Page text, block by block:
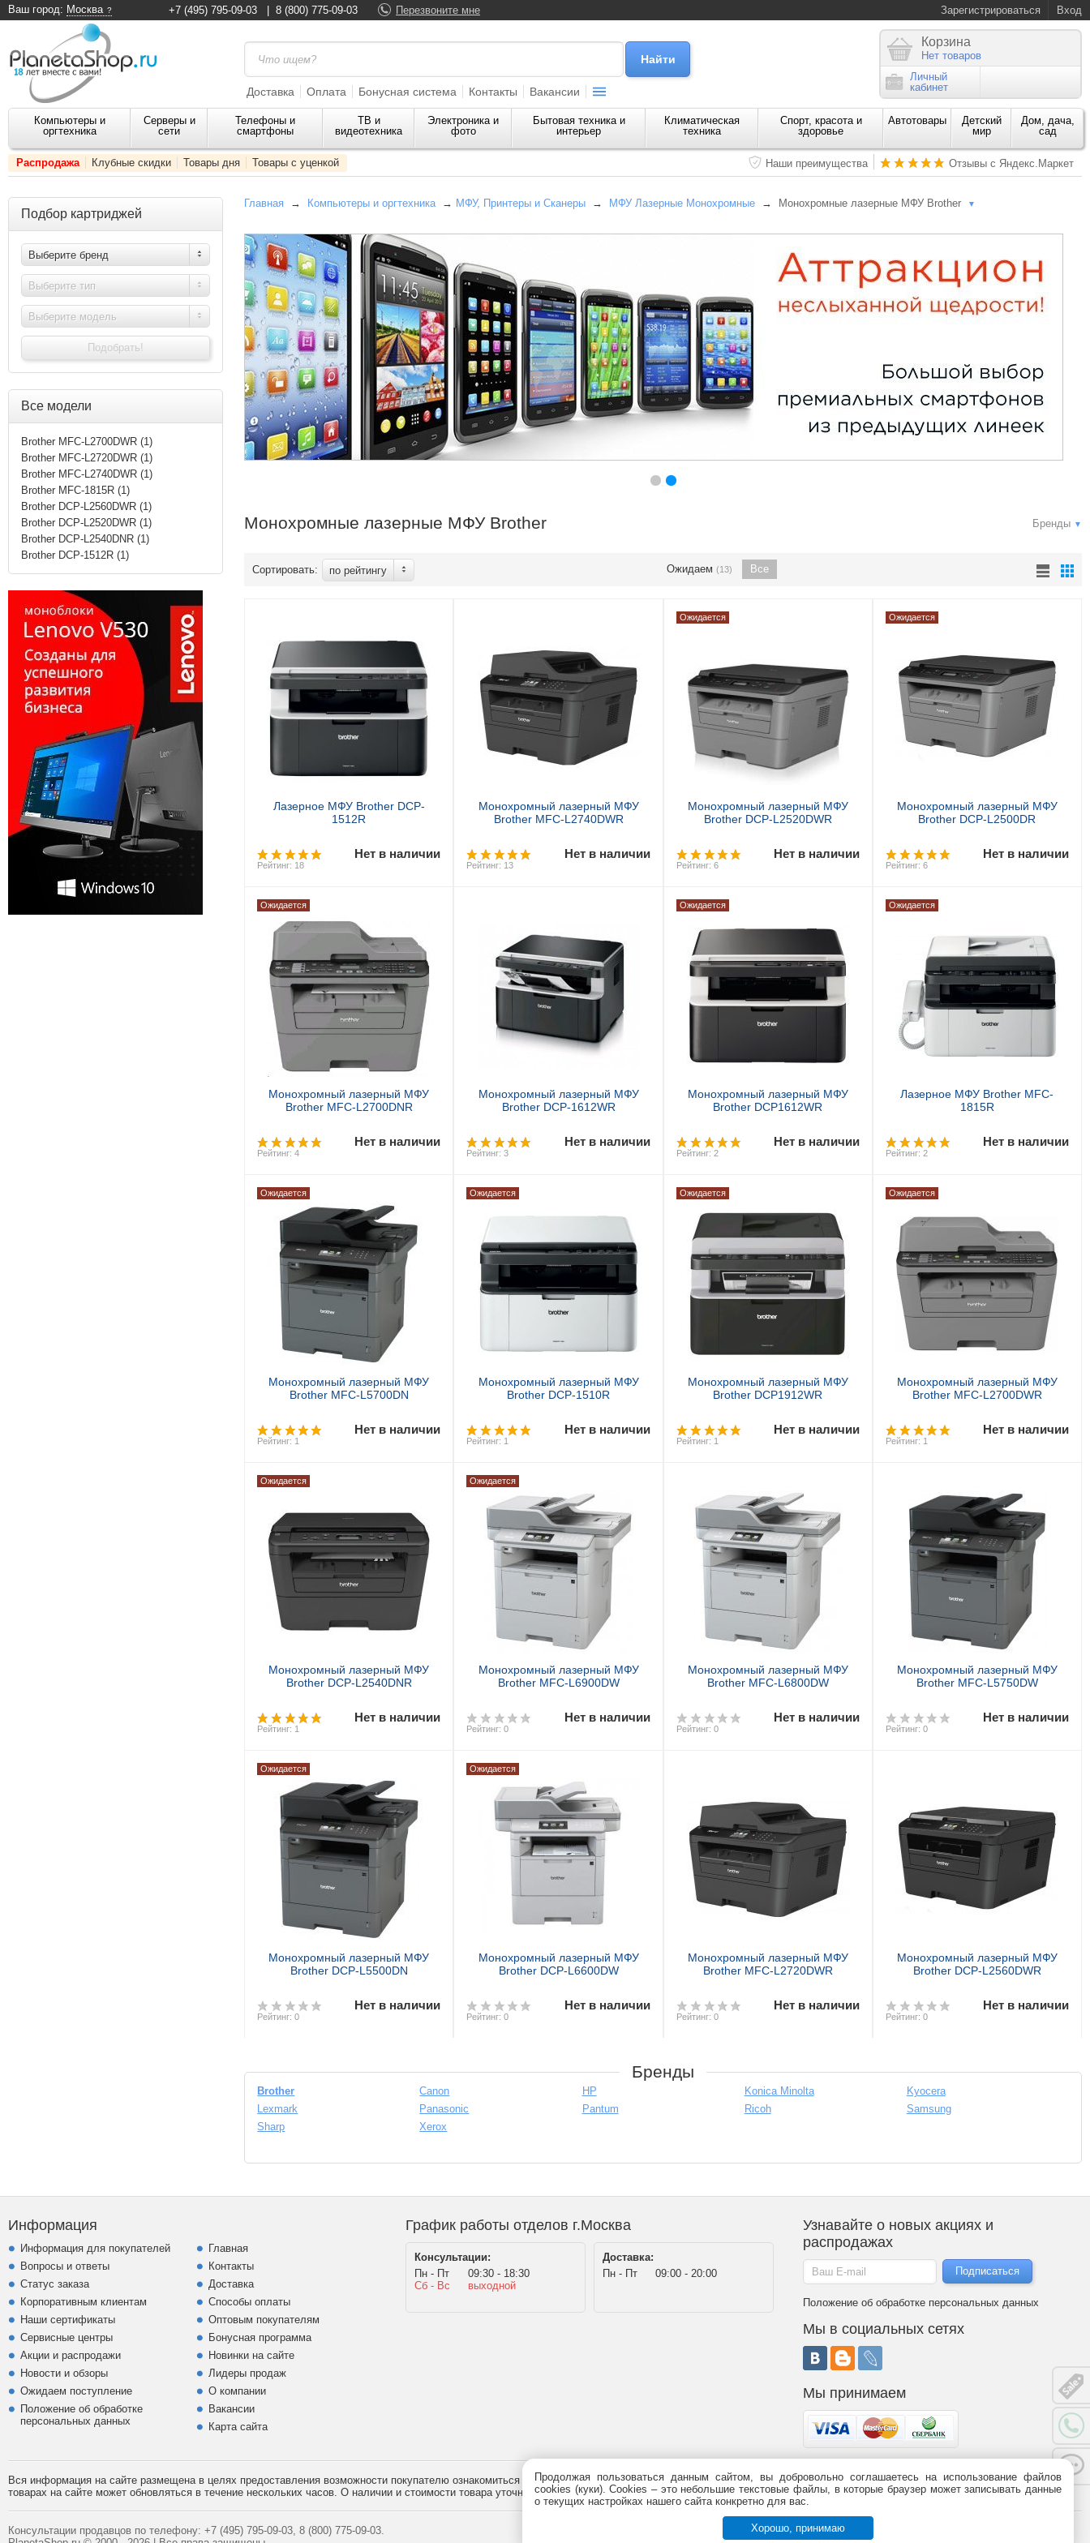
Ваш город: Москва Зарегистрироваться Вход
+7 (495) 795-09-03 8 (800) 775-09-03 Перезвоните мне
Доставка Оплата Бонусная система Контакты Вакансии
Корзина
Нет товаров
Личный
кабинет
Компьютеры и
оргтехника
Серверы и
сети
Телефоны и
смартфоны
ТВ и
видеотехника
Электроника и
фото
Бытовая техника и
интерьер
Климатическая
техника
Спорт, красота и
здоровье
Автотовары
Детский
мир
Дом, дача,
сад
Распродажа Клубные скидки Товары дня Товары с уценкой Наши преимущества Отзывы с Яндекс.Маркет
Подбор картриджей
Выберите бренд
Выберите тип
Выберите модель
Все модели
Brother MFC-L2700DWR (1)
Brother MFC-L2720DWR (1)
Brother MFC-L2740DWR (1)
Brother MFC-1815R (1)
Brother DCP-L2560DWR (1)
Brother DCP-L2520DWR (1)
Brother DCP-L2540DNR (1)
Brother DCP-1512R (1)
Главная → Компьютеры и оргтехника→ МФУ, Принтеры и Сканеры → МФУ Лазерные Монохромные → Монохромные лазерные МФУ Brother ▼
Бренды ▼
Монохромные лазерные МФУ Brother
Сортировать: по рейтингу Ожидаем (13) Все
Лазерное МФУ Brother DCP-
1512R
Рейтинг: 18
Нет в наличии
Монохромный лазерный МФУ
Brother MFC-L2740DWR
Рейтинг: 13
Нет в наличии
Ожидается
Монохромный лазерный МФУ
Brother DCP-L2520DWR
Рейтинг: 6
Нет в наличии
Предзаказ
Ожидается
Монохромный лазерный МФУ
Brother DCP-L2500DR
Рейтинг: 6
Нет в наличии
Ожидается
Монохромный лазерный МФУ
Brother MFC-L2700DNR
Рейтинг: 4
Нет в наличии
Предзаказ
Монохромный лазерный МФУ
Brother DCP-1612WR
Рейтинг: 3
Нет в наличии
Ожидается
Монохромный лазерный МФУ
Brother DCP1612WR
Рейтинг: 2
Нет в наличии
Предзаказ
Ожидается
Лазерное МФУ Brother MFC-
1815R
Рейтинг: 2
Нет в наличии
Предзаказ
Ожидается
Монохромный лазерный МФУ
Brother MFC-L5700DN
Рейтинг: 1
Нет в наличии
Ожидается
Монохромный лазерный МФУ
Brother DCP-1510R
Рейтинг: 1
Нет в наличии
Предзаказ
Ожидается
Монохромный лазерный МФУ
Brother DCP1912WR
Рейтинг: 1
Нет в наличии
Предзаказ
Ожидается
Монохромный лазерный МФУ
Brother MFC-L2700DWR
Рейтинг: 1
Нет в наличии
Предзаказ
Ожидается
Монохромный лазерный МФУ
Brother DCP-L2540DNR
Рейтинг: 1
Нет в наличии
Предзаказ
Ожидается
Монохромный лазерный МФУ
Brother MFC-L6900DW
Рейтинг: 0
Нет в наличии
Предзаказ
Монохромный лазерный МФУ
Brother MFC-L6800DW
Рейтинг: 0
Нет в наличии
Монохромный лазерный МФУ
Brother MFC-L5750DW
Рейтинг: 0
Нет в наличии
Ожидается
Монохромный лазерный МФУ
Brother DCP-L5500DN
Рейтинг: 0
Нет в наличии
Ожидается
Монохромный лазерный МФУ
Brother DCP-L6600DW
Рейтинг: 0
Нет в наличии
Предзаказ
Монохромный лазерный МФУ
Brother MFC-L2720DWR
Рейтинг: 0
Нет в наличии
Монохромный лазерный МФУ
Brother DCP-L2560DWR
Рейтинг: 0
Нет в наличии
Бренды
Brother Canon HP Konica Minolta
Kyocera
Lexmark
Panasonic Pantum Ricoh
Samsung
Sharp
Xerox
Информация
Информация для покупателей
Вопросы и ответы
Статус заказа
Корпоративным клиентам
Наши сертификаты
Сервисные центры
Акции и распродажи
Новости и обзоры
Ожидаем поступление
Положение об обработке
персональных данных
Главная
Контакты
Доставка
Способы оплаты
Оптовым покупателям
Бонусная программа
Новинки на сайте
Лидеры продаж
О компании
Вакансии
Карта сайта
График работы отделов г.Москва
Консультации:
Пн - Пт
09:30 - 18:30
Сб - Вс
выходной
Доставка:
Пн - Пт
09:00 - 20:00
Узнавайте о новых акциях и
распродажах
Положение об обработке персональных данных
Мы в социальных сетях
Мы принимаем
Вся информация на сайте размещена в целях предоставления возможности покупателю ознакомиться с товаром перед его приобретением, и не является публичной офертой (статья 437 ГК РФ). Информация о
товарах на сайте может обновляться в течение нескольких часов. О наличии и стоимости товара уточняйте у менеджера по телефону+7 (495)795-09-03,8 (800)775-09-03.График работы.
Консультации продавцов по телефону: +7 (495) 795-09-03, 8 (800) 775-09-03.
Продолжая пользоваться данным сайтом, вы добровольно соглашаетесь на использование файлов
cookies (куки). Сookies – это небольшие текстовые файлы, в которые браузер может записывать данные
о текущих настройках нашего сайта конкретно для вас.
Хорошо, принимаю